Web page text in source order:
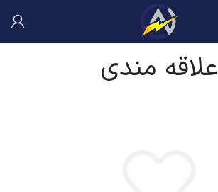
علاقه مندی